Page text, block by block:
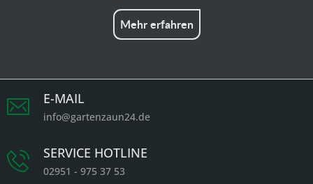
Mehr erfahren
E-MAIL
info@gartenzaun24.de
SERVICE HOTLINE
02951 - 975 37 53